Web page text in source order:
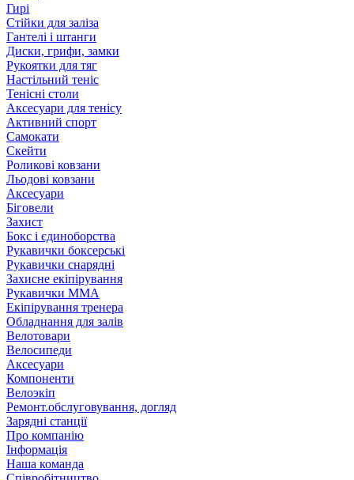
Гирі
Стійки для заліза
Гантелі і штанги
Диски, грифи, замки
Рукоятки для тяг
Настільний теніс
Тенісні столи
Аксесуари для тенісу
Активний спорт
Самокати
Скейти
Роликові ковзани
Льодові ковзани
Аксесуари
Біговели
Захист
Бокс і єдиноборства
Рукавички боксерські
Рукавички снарядні
Захисне екіпірування
Рукавички ММА
Екіпірування тренера
Обладнання для залів
Велотовари
Велосипеди
Аксесуари
Компоненти
Велоэкіп
Ремонт.обслуговування, догляд
Зарядні станції
Про компанію
Інформація
Наша команда